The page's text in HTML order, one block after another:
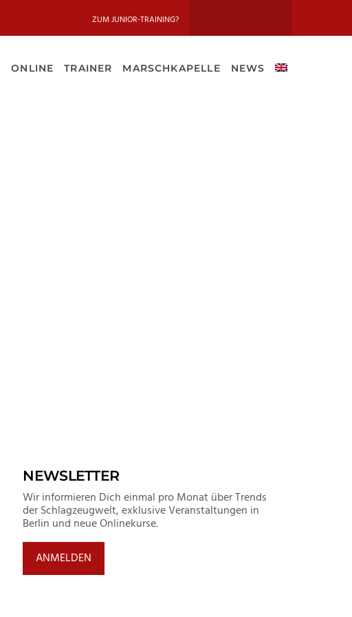
ZUM JUNIOR-TRAINING?
ONLINE TRAINER MARSCHKAPELLE NEWS
NEWSLETTER
Wir informieren Dich einmal pro Monat über Trends
der Schlagzeugwelt, exklusive Veranstaltungen in
Berlin und neue Onlinekurse.
ANMELDEN